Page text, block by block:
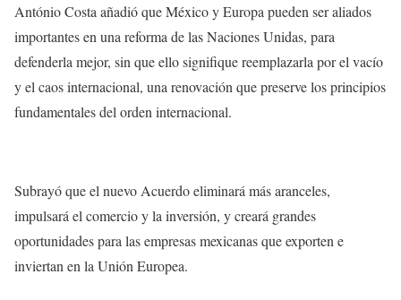
António Costa añadió que México y Europa pueden ser aliados
importantes en una reforma de las Naciones Unidas, para
defenderla mejor, sin que ello signifique reemplazarla por el vacío
y el caos internacional, una renovación que preserve los principios
fundamentales del orden internacional.
Subrayó que el nuevo Acuerdo eliminará más aranceles,
impulsará el comercio y la inversión, y creará grandes
oportunidades para las empresas mexicanas que exporten e
inviertan en la Unión Europea.